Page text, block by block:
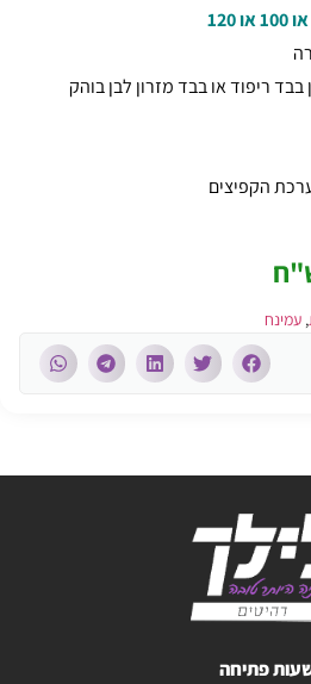
ריפוד או בבד מזרון לבן בוהק
, עמינח
פתיחה